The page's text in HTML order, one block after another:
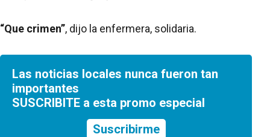
“Que crimen”, dijo la enfermera, solidaria.
Las noticias locales nunca fueron tan
importantes
SUSCRIBITE a esta promo especial
Suscribirme